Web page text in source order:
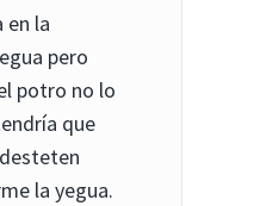
en la
pero
potro no lo
que
la yegua.